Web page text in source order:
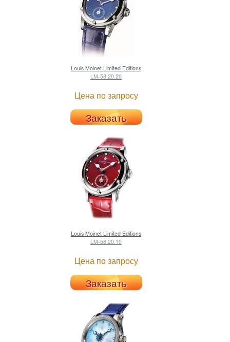
Louis Moinet Limited Editions
LM-58.20.20
Цена по запросу
Заказать
Louis Moinet Limited Editions
LM-58.20.10
Цена по запросу
Заказать